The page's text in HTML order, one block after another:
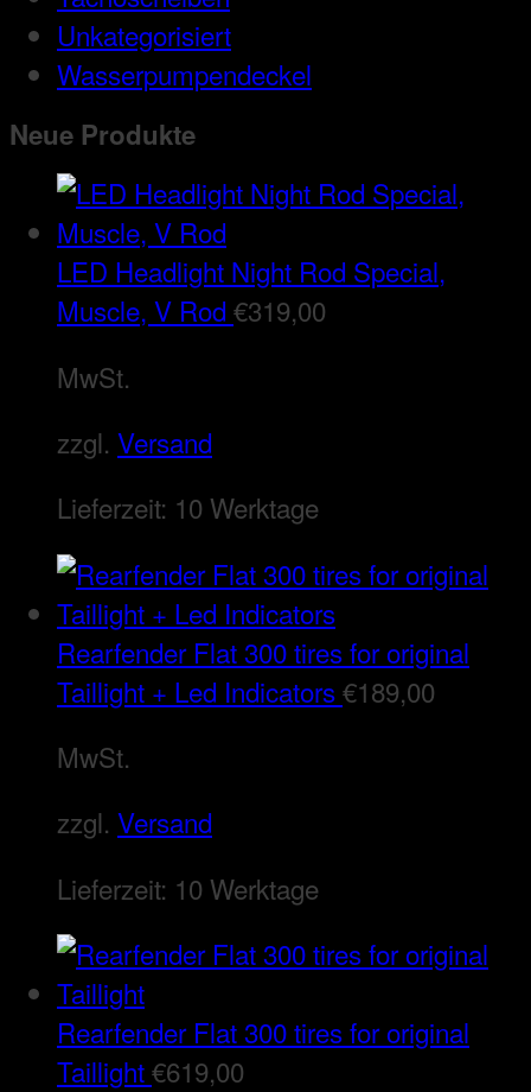
Unkategorisiert
Wasserpumpendeckel
Neue Produkte
LED Headlight Night Rod Special,
Muscle, V Rod €319,00
MwSt.
zzgl. Versand
Lieferzeit: 10 Werktage
Rearfender Flat 300 tires for original
Taillight + Led Indicators€189,00
MwSt.
zzgl. Versand
Lieferzeit: 10 Werktage
Rearfender Flat 300 tires for original
Taillight€619,00